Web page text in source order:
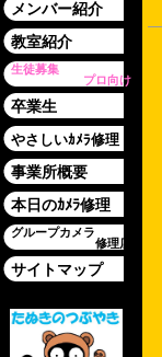
メンバー紹介
教室紹介
生徒募集
プロ向け
卒業生
やさしいｶﾒﾗ修理
事業所概要
本日のｶﾒﾗ修理
グループカメラ
修理店
サイトマップ